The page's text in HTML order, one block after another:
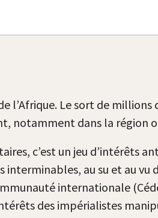
l’Afrique. Le sort de millions
notamment dans la région
c’est un jeu d’intérêts
au su et au vu
internationale
des impérialistes